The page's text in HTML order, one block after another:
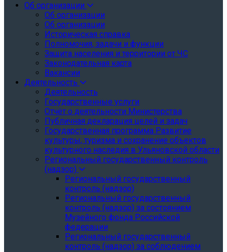
Об организации
Об организации
Об организации
Историческая справка
Полномочия, задачи и функции
Защита населения и территории от ЧС
Законодательная карта
Вакансии
Деятельность
Деятельность
Государственные услуги
Отчёт о деятельности Министерства
Публичная декларация целей и задач
Государственная программа Развитие
культуры, туризма и сохранение объектов
культурного наследия в Ульяновской области
Региональный государственный контроль
(надзор)
Региональный государственный
контроль (надзор)
Региональный государственный
контроль (надзор) за состоянием
Музейного фонда Российской
федерации
Региональный государственный
контроль (надзор) за соблюдением